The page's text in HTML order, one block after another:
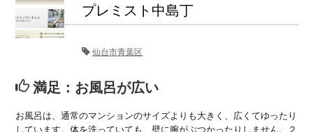
プレミスト中島丁
仙台市青葉区
満足：お風呂が広い
お風呂は、通常のマンションのサイズよりも大きく、広くてゆったり
しています。体を洗っていても、壁に腕がぶつかったりしません。２